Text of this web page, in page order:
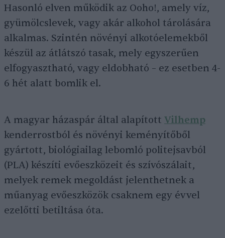
Hasonló elven működik az Ooho!, amely víz,
gyümölcslevek, vagy akár alkohol tárolására
alkalmas. Szintén növényi alkotóelemekből
készül az átlátszó tasak, mely egyszerűen
elfogyasztható, vagy eldobható – ez esetben 4-
6 hét alatt bomlik el.
A magyar házaspár által alapított Vilhemp
kenderrostból és növényi keményítőből
gyártott, biológiailag lebomló politejsavból
(PLA) készíti evőeszközeit és szívószálait,
melyek remek megoldást jelenthetnek a
műanyag evőeszközök csaknem egy évvel
ezelőtti betiltása óta.